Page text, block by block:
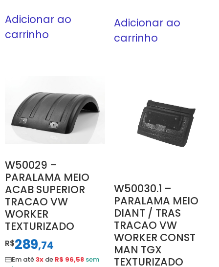
Adicionar ao
carrinho
Adicionar ao
carrinho
W50029 –
PARALAMA MEIO
ACAB SUPERIOR
TRACAO VW
WORKER
TEXTURIZADO
R$289,74
Em até3x de R$ 96,58 sem
W50030.1 –
PARALAMA MEIO
DIANT / TRAS
TRACAO VW
WORKER CONST
MAN TGX
TEXTURIZADO